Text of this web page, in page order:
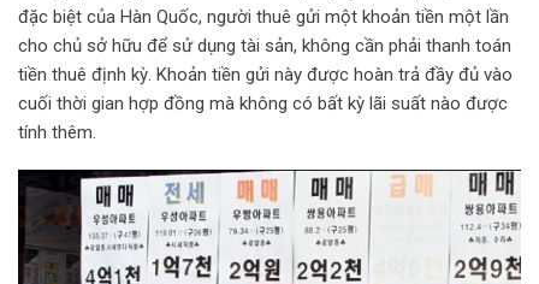
đặc biệt của Hàn Quốc, người thuê gửi một khoản tiền một lần
cho chủ sở hữu để sử dụng tài sản, không cần phải thanh toán
tiền thuê định kỳ. Khoản tiền gửi này được hoàn trả đầy đủ vào
cuối thời gian hợp đồng mà không có bất kỳ lãi suất nào được
tính thêm.